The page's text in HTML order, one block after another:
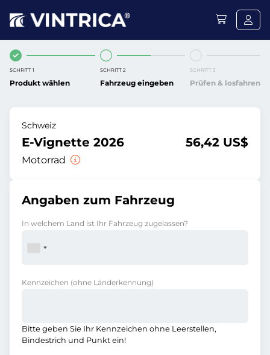
SCHRITT 1
Produkt wählen
SCHRITT 2
Fahrzeug eingeben
SCHRITT 3
Prüfen & losfahren
Schweiz
E-Vignette 2026
Motorrad
56,42 US$
Angaben zum Fahrzeug
In welchem Land ist Ihr Fahrzeug zugelassen?
Kennzeichen (ohne Länderkennung)
Bitte geben Sie Ihr Kennzeichen ohne Leerstellen,
Bindestrich und Punkt ein!